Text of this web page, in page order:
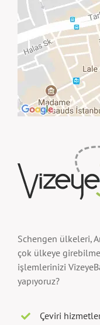
Schengen ülkeleri,
çok ülkeye
işlemlerinizi
yapıyoruz?
Çeviri